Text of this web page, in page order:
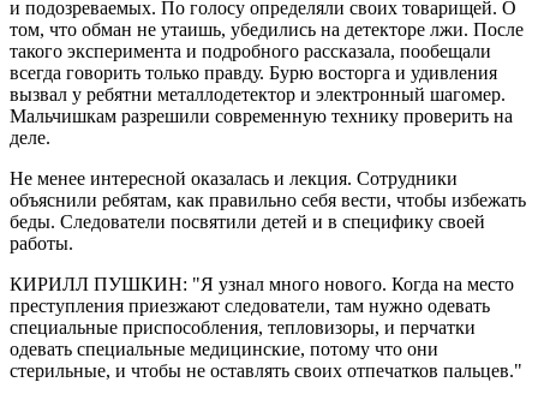
и подозреваемых. По голосу определяли своих товарищей. О
том, что обман не утаишь, убедились на детекторе лжи. После
такого эксперимента и подробного рассказала, пообещали
всегда говорить только правду. Бурю восторга и удивления
вызвал у ребятни металлодетектор и электронный шагомер.
Мальчишкам разрешили современную технику проверить на
деле.
Не менее интересной оказалась и лекция. Сотрудники
объяснили ребятам, как правильно себя вести, чтобы избежать
беды. Следователи посвятили детей и в специфику своей
работы.
КИРИЛЛ ПУШКИН: "Я узнал много нового. Когда на место
преступления приезжают следователи, там нужно одевать
специальные приспособления, тепловизоры, и перчатки
одевать специальные медицинские, потому что они
стерильные, и чтобы не оставлять своих отпечатков пальцев."